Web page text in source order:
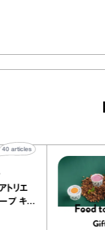
アトリエ
レープ キャ
40 articles